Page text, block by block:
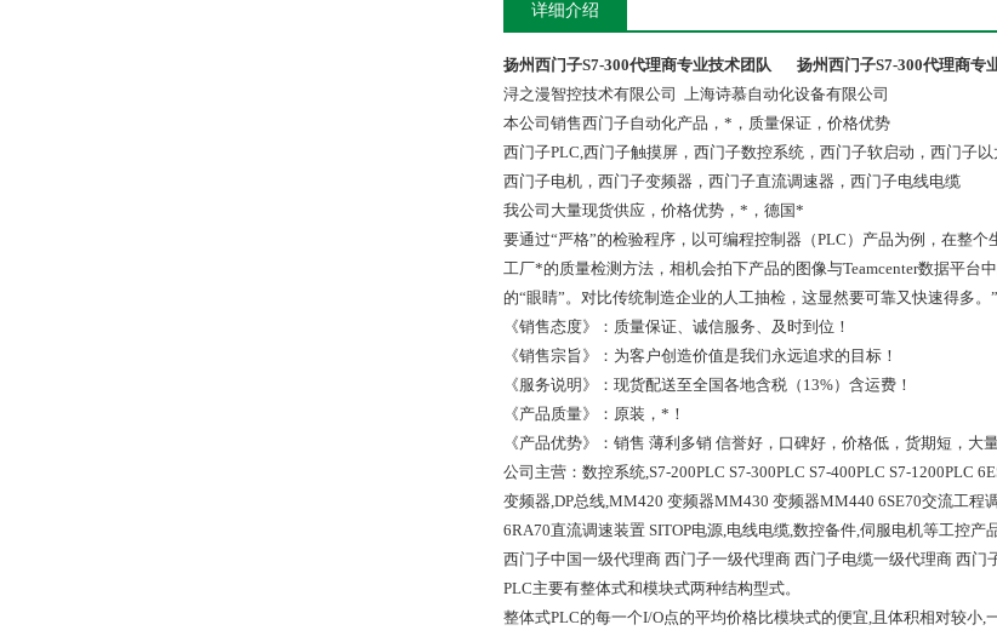
详细介绍
扬州西门子S7-300代理商专业技术团队
扬州西门子S7-300代理商专
浔之漫智控技术有限公司 上海诗慕自动化设备有限公司
本公司销售西门子自动化产品，*，质量保证，价格优势
西门子PLC,西门子触摸屏，西门子数控系统，西门子软启动，西门子以
西门子电机，西门子变频器，西门子直流调速器，西门子电线电缆
我公司大量现货供应，价格优势，*，德国*
要通过“严格”的检验程序，以可编程控制器（PLC）产品为例，在整
工厂*的质量检测方法，相机会拍下产品的图像与Teamcenter数据平
的“眼睛”。对比传统制造企业的人工抽检，这显然要可靠又快速得多。”
《销售态度》：质量保证、诚信服务、及时到位！
《销售宗旨》：为客户创造价值是我们永远追求的目标！
《服务说明》：现货配送至全国各地含税（13%）含运费！
《产品质量》：原装，*！
《产品优势》：销售 薄利多销 信誉好，口碑好，价格低，货期短，大
公司主营：数控系统,S7-200PLC S7-300PLC S7-400PLC S7-1200PLC
变频器,DP总线,MM420 变频器MM430 变频器MM440 6SE70交流工程
6RA70直流调速装置 SITOP电源,电线电缆,数控备件,伺服电机等工控产
西门子中国一级代理商 西门子一级代理商 西门子电缆一级代理商 西门
PLC主要有整体式和模块式两种结构型式。
整体式PLC的每一个I/O点的平均价格比模块式的便宜,且体积相对较